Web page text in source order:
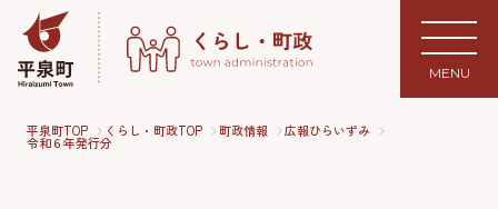
MENU
平泉町TOP くらし・町政TOP 町政情報 広報ひらいずみ
令和６年発行分